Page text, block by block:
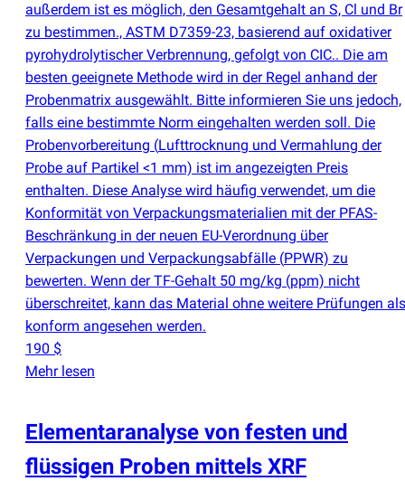
außerdem ist es möglich, den Gesamtgehalt an S, Cl und Br
zu bestimmen., ASTM D7359-23, basierend auf oxidativer
pyrohydrolytischer Verbrennung, gefolgt von CIC.. Die am
besten geeignete Methode wird in der Regel anhand der
Probenmatrix ausgewählt. Bitte informieren Sie uns jedoch,
falls eine bestimmte Norm eingehalten werden soll. Die
Probenvorbereitung (Lufttrocknung und Vermahlung der
Probe auf Partikel <1 mm) ist im angezeigten Preis
enthalten. Diese Analyse wird häufig verwendet, um die
Konformität von Verpackungsmaterialien mit der PFAS-
Beschränkung in der neuen EU-Verordnung über
Verpackungen und Verpackungsabfälle (PPWR) zu
bewerten. Wenn der TF-Gehalt 50 mg/kg (ppm) nicht
überschreitet, kann das Material ohne weitere Prüfungen als
konform angesehen werden.
190 $
Mehr lesen
Elementaranalyse von festen und
flüssigen Proben mittels XRF